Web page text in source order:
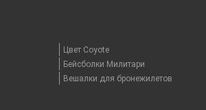
Цвет Coyote
Бейсболки Милитари
Вешалки для бронежилетов